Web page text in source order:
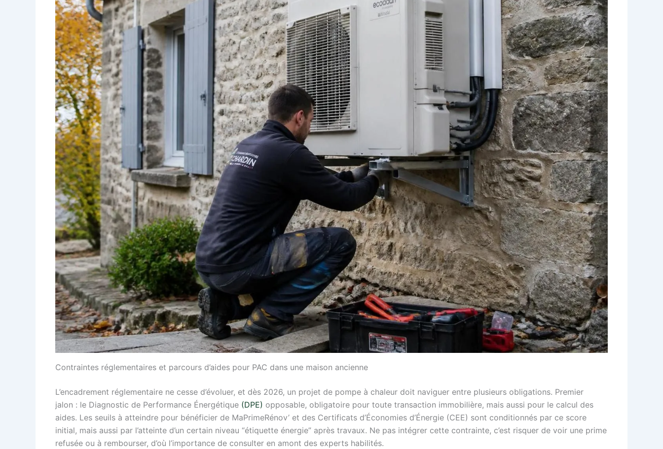
Contraintes réglementaires et parcours d’aides pour PAC dans une maison ancienne
L’encadrement réglementaire ne cesse d’évoluer, et dès 2026, un projet de pompe à chaleur doit naviguer entre plusieurs obligations. Premier
jalon : le Diagnostic de Performance Énergétique (DPE) opposable, obligatoire pour toute transaction immobilière, mais aussi pour le calcul des
aides. Les seuils à atteindre pour bénéficier de MaPrimeRénov’ et des Certificats d’Économies d’Énergie (CEE) sont conditionnés par ce score
initial, mais aussi par l’atteinte d’un certain niveau “étiquette énergie” après travaux. Ne pas intégrer cette contrainte, c’est risquer de voir une prime
refusée ou à rembourser, d’où l’importance de consulter en amont des experts habilités.